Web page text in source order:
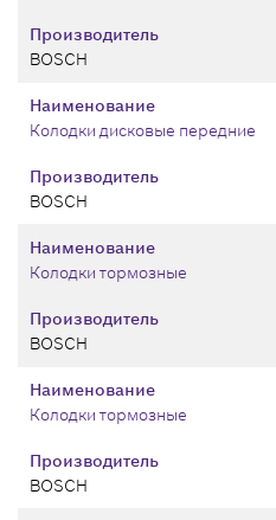
Производитель
BOSCH
Производитель
BOSCH
Наименование
Колодки дисковые передние
Производитель
BOSCH
Наименование
Колодки тормозные
Производитель
BOSCH
Наименование
Колодки тормозные